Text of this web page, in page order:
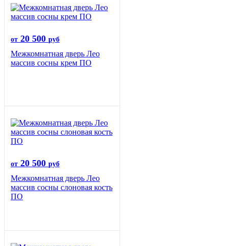
от 20 500 руб
Межкомнатная дверь Лео
массив сосны крем ПО
от 20 500 руб
Межкомнатная дверь Лео
массив сосны слоновая кость
ПО